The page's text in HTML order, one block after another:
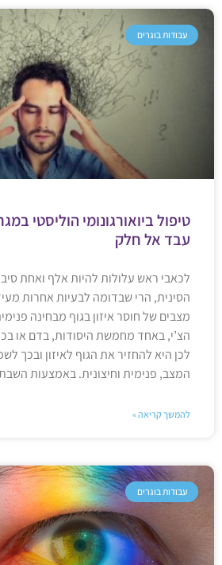
עבודות בוגרים
טיפול ביואורגונומי הוליסטי
עבד אל חלק
לכאבי ראש עלולות להיות אלף ואחת
הסינית, הרי שבדומה לבעיות אחרות
מצבים של חוסר איזון בגוף מבחינה
הצ’י, באחד מחמשת היסודות, בדם או
לכן היא להחזיר את הגוף לאיזון ובכך
המצב, פנימית וחיצונית. באמצעות השבת
להמשך קריאה »
עבודות בוגרים